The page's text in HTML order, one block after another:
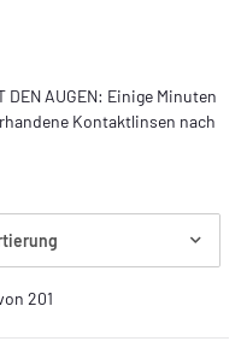
DEN AUGEN: Einige Minuten
Kontaktlinsen nach
201